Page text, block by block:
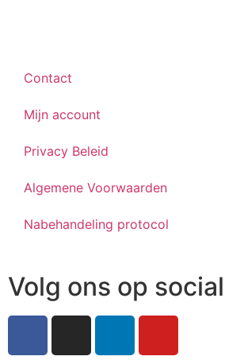
Contact
Mijn account
Privacy Beleid
Algemene Voorwaarden
Nabehandeling protocol
Volg ons op